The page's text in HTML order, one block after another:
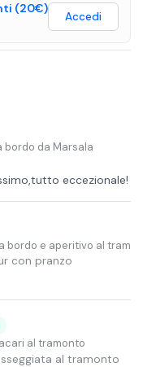
(20€)
Accedi
bordo da Marsala
eccezionale!
bordo e aperitivo al
con pranzo
al tramonto
al tramonto